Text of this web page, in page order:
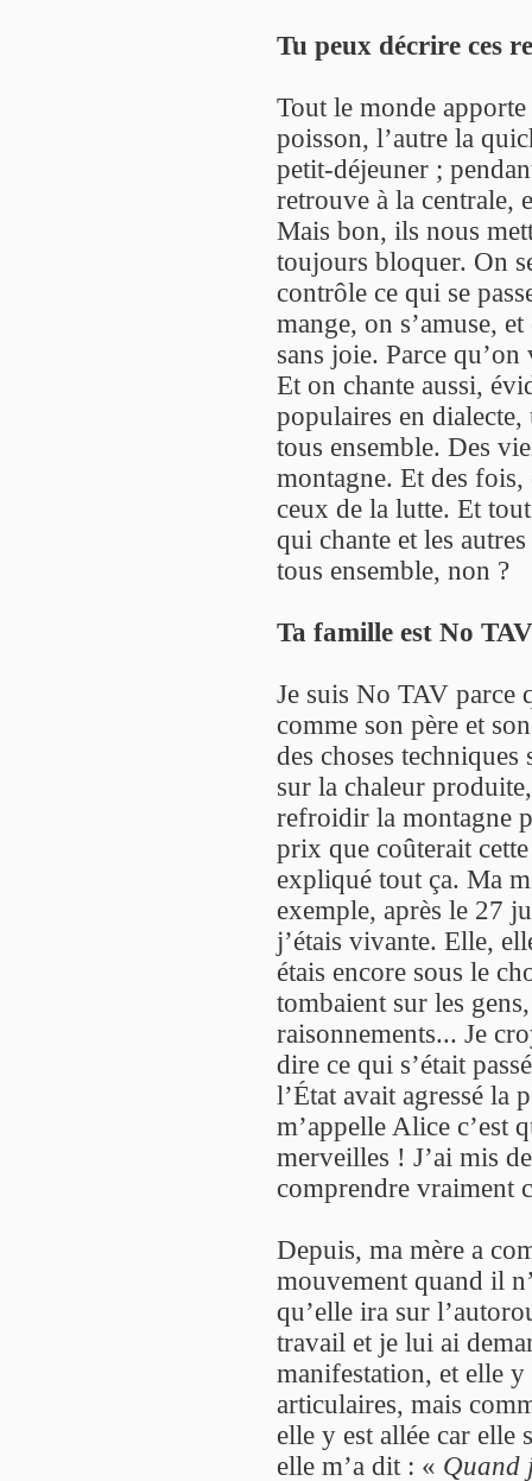
Tu peux décrire ces
Tout le monde
poisson, l’autre la
petit-déjeuner ;
retrouve à la centrale,
Mais bon, ils nous
toujours bloquer. On
contrôle ce qui se
mange, on s’amuse,
sans joie. Parce
Et on chante aussi,
populaires en
tous ensemble. Des
montagne. Et des
ceux de la lutte. Et
qui chante et les
tous ensemble, non ?
Ta famille est No
Je suis No TAV parce
comme son père et
des choses
sur la chaleur
refroidir la montagne
prix que coûterait
expliqué tout ça. Ma
exemple, après le 27
j’étais vivante. Elle,
étais encore sous le
tombaient sur les
raisonnements... Je
dire ce qui s’était
l’État avait agressé la
m’appelle Alice c’est
merveilles ! J’ai mis
comprendre vraiment
Depuis, ma mère a
mouvement quand il
qu’elle ira sur
travail et je lui ai
manifestation, et elle
articulaires, mais
elle y est allée car
elle m’a dit : « Quand